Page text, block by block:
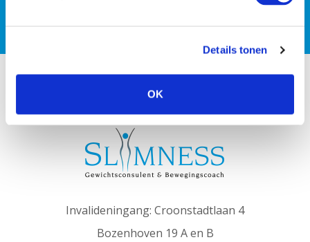
Details tonen
OK
SLIMNESS in het kort
Invalideningang: Croonstadtlaan 4
Bozenhoven 19 A en B